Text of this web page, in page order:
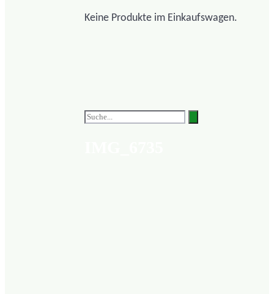
Keine Produkte im Einkaufswagen.